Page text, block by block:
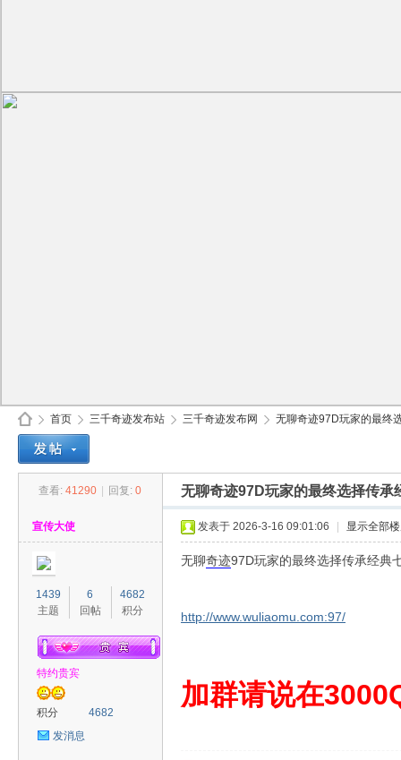
首页
›
三千奇迹发布站 三千奇迹发布网
›
无聊奇迹97D玩家的最终
查看: 41290 回复: 0 无聊奇迹97D玩家的最终选择传承
宣传大使
1439
主题
6
回帖
4682
积分
特约贵宾
积分
4682
发消息
发表于 2026-3-16 09:01:06 显示全部
无聊奇迹97D玩家的最终选择传承经典
http://www.wuliaomu.com:97/
加群请说在